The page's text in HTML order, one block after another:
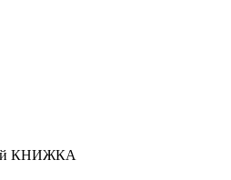
КНИЖКА